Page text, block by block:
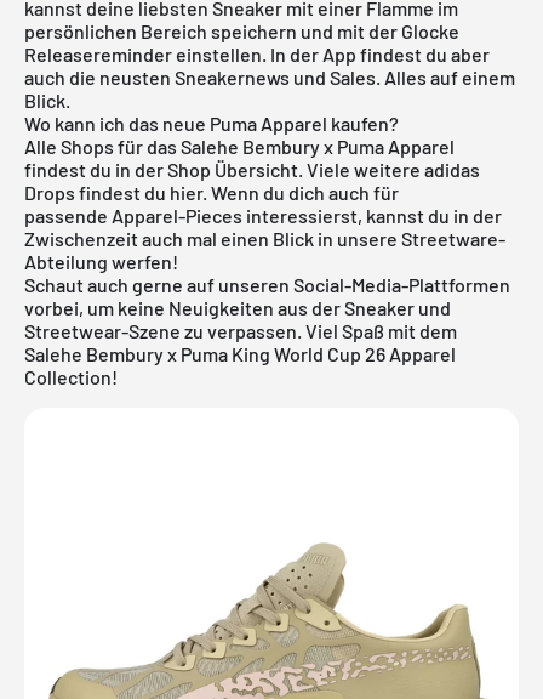
kannst deine liebsten Sneaker mit einer Flamme im
persönlichen Bereich speichern und mit der Glocke
Releasereminder einstellen. In der App findest du aber
auch die neusten Sneakernews und Sales. Alles auf einem
Blick.
Wo kann ich das neue Puma Apparel kaufen?
Alle Shops für das Salehe Bembury x Puma Apparel
findest du in der Shop Übersicht. Viele weitere adidas
Drops findest du hier. Wenn du dich auch für
passende Apparel-Pieces interessierst, kannst du in der
Zwischenzeit auch mal einen Blick in unsere Streetware-
Abteilung werfen!
Schaut auch gerne auf unseren Social-Media-Plattformen
vorbei, um keine Neuigkeiten aus der Sneaker und
Streetwear-Szene zu verpassen. Viel Spaß mit dem
Salehe Bembury x Puma King World Cup 26 Apparel
Collection!